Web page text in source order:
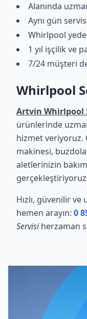
Alanında
Aynı gün
Whirlpool
1 yıl işçilik ve
7/24 müşteri
Whirlpool
Artvin Whirlpool
ürünlerinde
hizmet veriyoruz.
makinesi,
aletlerinizin
Hızlı, güvenilir
hemen arayın: 0
Servisiherzaman